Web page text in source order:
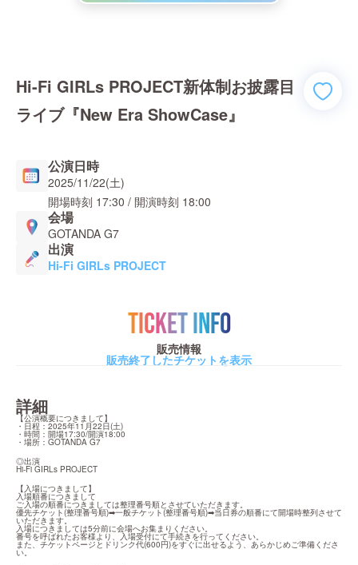
Hi-Fi GIRLs PROJECT新体制お披露目
ライブ『New Era ShowCase』
公演日時
2025/11/22(土)
開場時刻 17:30 / 開演時刻 18:00
会場
GOTANDA G7
出演
Hi-Fi GIRLs PROJECT
TICKET INFO
販売情報
販売終了したチケットを表示
詳細
【公演概要につきまして】
・日程：2025年11月22日(土)
・時間：開場17:30/開演18:00
・場所：GOTANDA G7
◎出演
Hi-Fi GIRLs PROJECT
【入場につきまして】
入場順番につきまして
ご入場の順番につきましては整理番号順とさせていただきます。
優先チケット(整理番号順)➡一般チケット(整理番号順)➡当日券の順番にて開場時整列させて
いただきます。
入場につきましては5分前に会場へお集まりください。
番号を呼ばれたお客様より、入場受付にて手続きを行ってください。
また、チケットページとドリンク代(600円)をすぐに出せるよう、あらかじめご準備くださ
い。